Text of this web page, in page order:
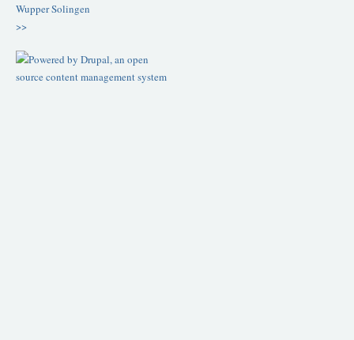
WupperSolingen
>>